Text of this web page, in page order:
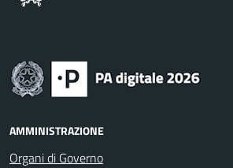
AMMINISTRAZIONE
Organi di Governo